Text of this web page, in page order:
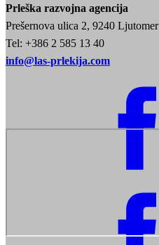
Prleška razvojna agencija
Prešernova ulica 2, 9240 Ljutomer
Tel: +386 2 585 13 40
info@las-prlekija.com